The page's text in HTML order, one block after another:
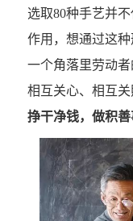
选取80种手艺并
作用，想通过这
一个角落里劳动者
相互关心、相互关
挣干净钱，做积善